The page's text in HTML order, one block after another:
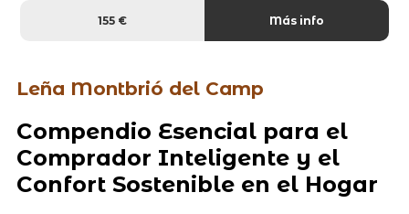
155 € Más info
Leña Montbrió del Camp
Compendio Esencial para el
Comprador Inteligente y el
Confort Sostenible en el Hogar